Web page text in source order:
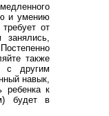
и умению
от
также
с другим
навык,
ребенка к
будет в